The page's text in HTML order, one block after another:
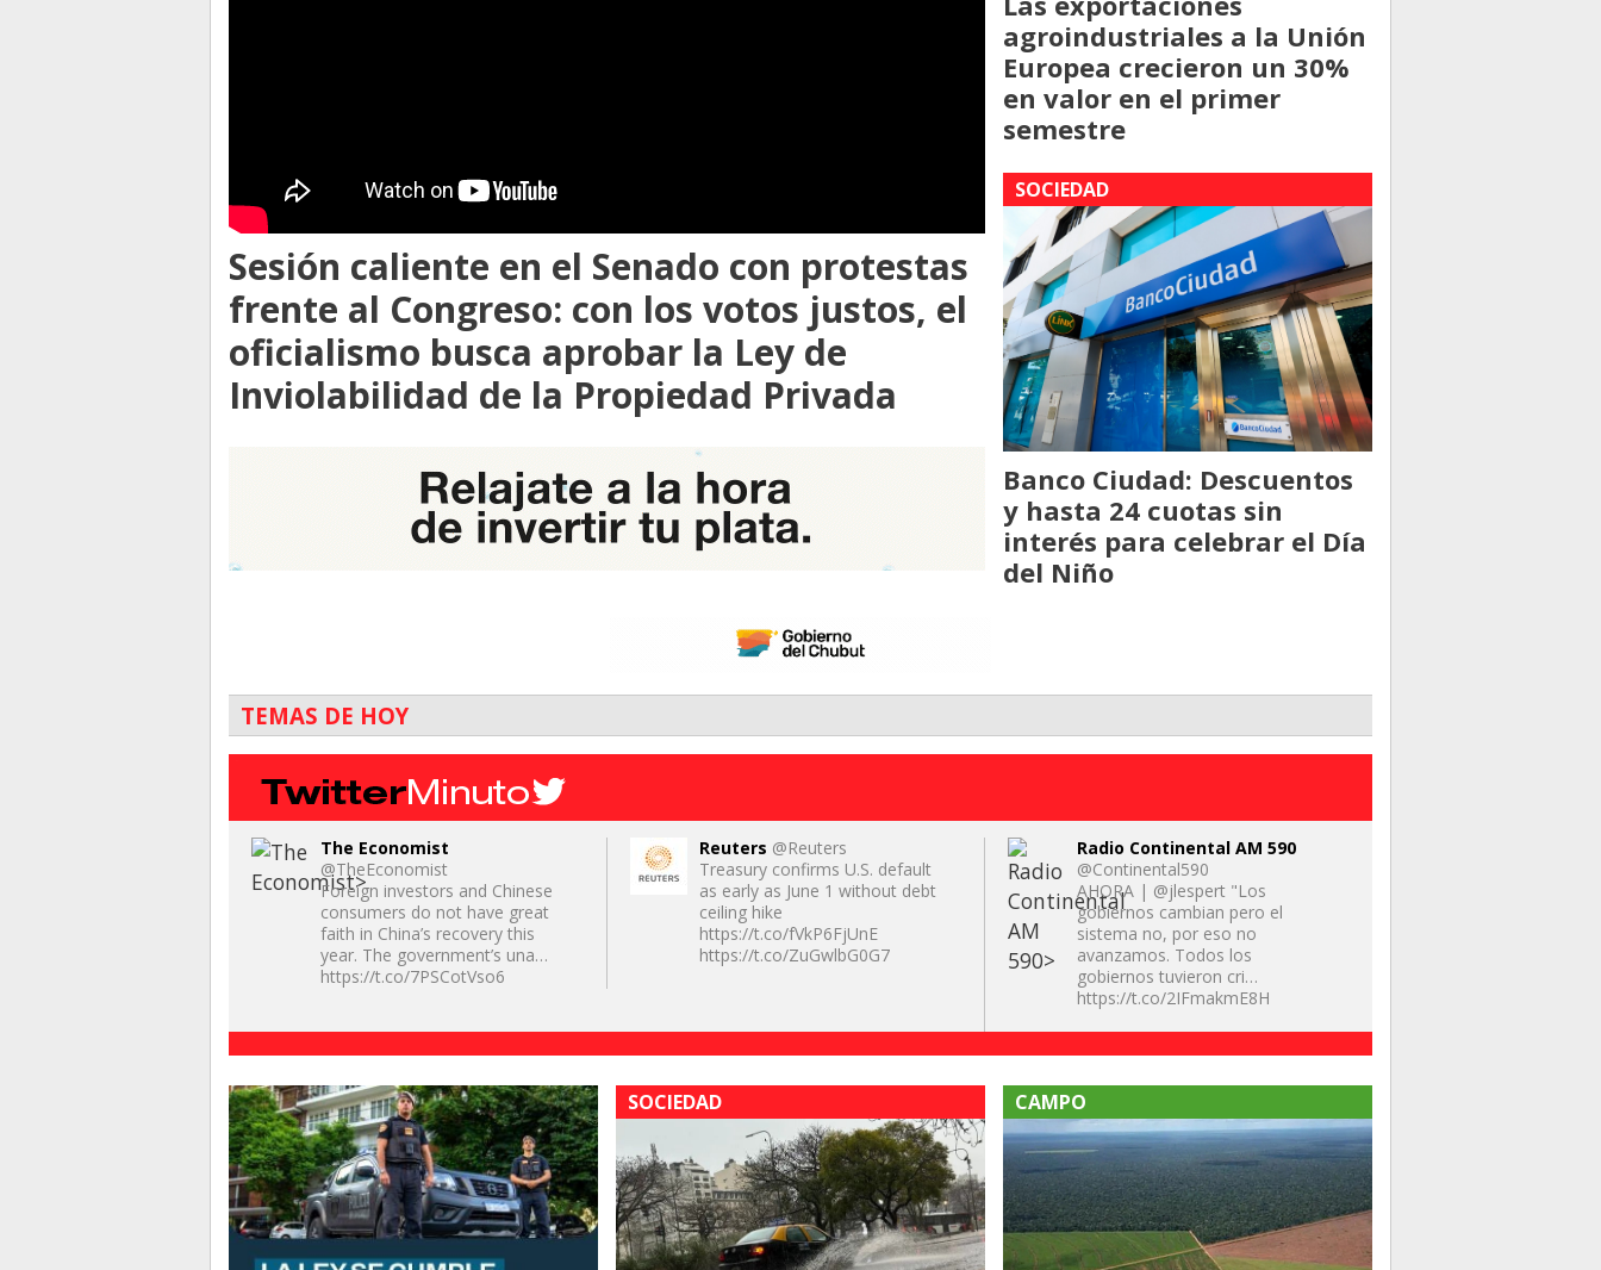
Sesión caliente en el Senado con protestas
frente al Congreso: con los votos justos, el
oficialismo busca aprobar la Ley de
Inviolabilidad de la Propiedad Privada
agroindustriales a la Unión
Europea crecieron un 30%
en valor en el primer
semestre
SOCIEDAD
Banco Ciudad: Descuentos
y hasta 24 cuotas sin
interés para celebrar el Día
del Niño
TEMAS DE HOY
The Economist
@TheEconomist
Foreign investors and Chinese
consumers do not have great
faith in China’s recovery this
year. The government’s una…
https://t.co/7PSCotVso6
Reuters @Reuters
Treasury confirms U.S. default
as early as June 1 without debt
ceiling hike
https://t.co/fVkP6FjUnE
https://t.co/ZuGwlbG0G7
Radio Continental AM 590
@Continental590
AHORA | @jlespert "Los
gobiernos cambian pero el
sistema no, por eso no
avanzamos. Todos los
gobiernos tuvieron cri…
https://t.co/2IFmakmE8H
SOCIEDAD CAMPO